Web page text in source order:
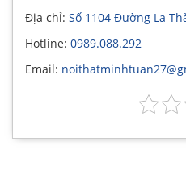
Địa chỉ: Số 1104 Đường La
Hotline: 0989.088.292
Email: